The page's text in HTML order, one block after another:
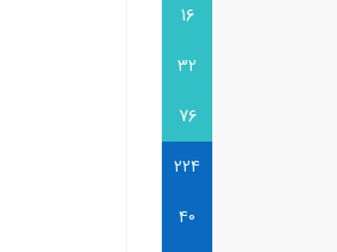
16
32
76
224
40